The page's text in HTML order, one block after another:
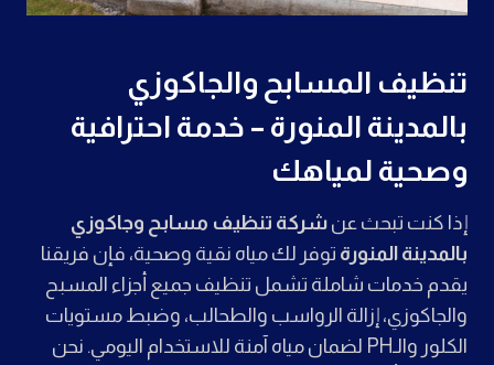
تنظيف المسابح والجاكوزي
بالمدينة المنورة – خدمة احترافية
وصحية لمياهك
إذا كنت تبحث عن شركة تنظيف مسابح وجاكوزي
بالمدينة المنورة توفر لك مياه نقية وصحية، فإن فريقنا
يقدم خدمات شاملة تشمل تنظيف جميع أجزاء المسبح
والجاكوزي، إزالة الرواسب والطحالب، وضبط مستويات
الكلور والـPH لضمان مياه آمنة للاستخدام اليومي. نحن